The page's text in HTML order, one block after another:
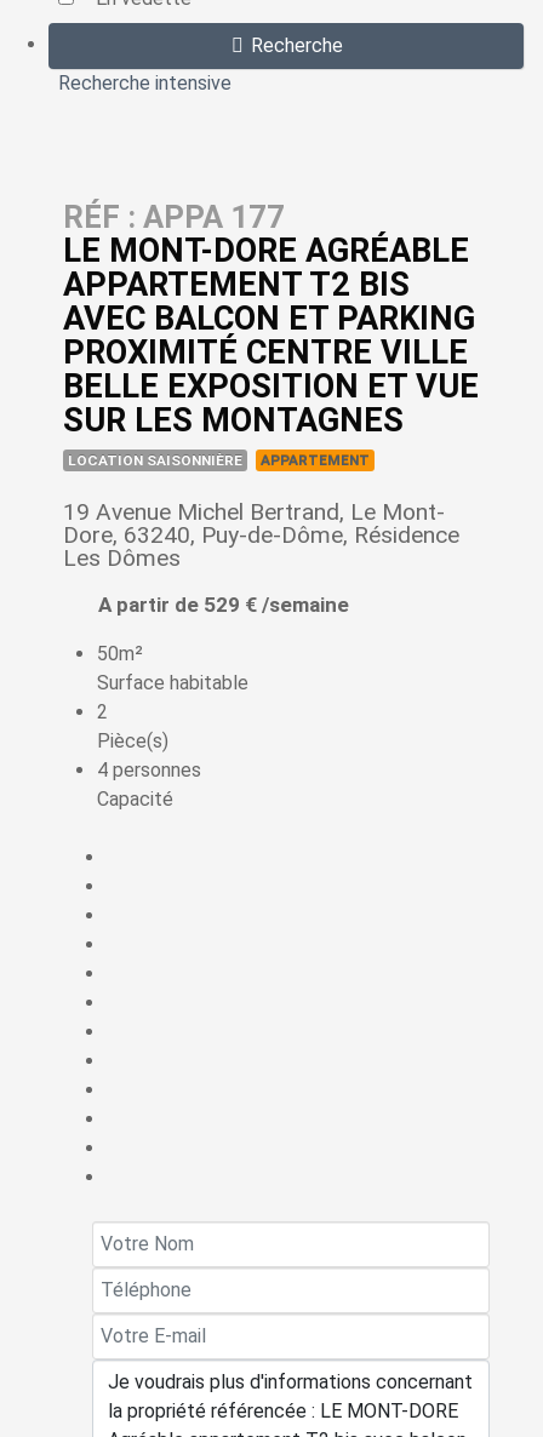
Recherche
Recherche intensive
RÉF : APPA 177
LE MONT-DORE AGRÉABLE
APPARTEMENT T2 BIS
AVEC BALCON ET PARKING
PROXIMITÉ CENTRE VILLE
BELLE EXPOSITION ET VUE
SUR LES MONTAGNES
LOCATION SAISONNIÈRE APPARTEMENT
19 Avenue Michel Bertrand, Le Mont-
Dore, 63240, Puy-de-Dôme, Résidence
Les Dômes
A partir de 529 € /semaine
50m²
Surface habitable
2
Pièce(s)
4 personnes
Capacité